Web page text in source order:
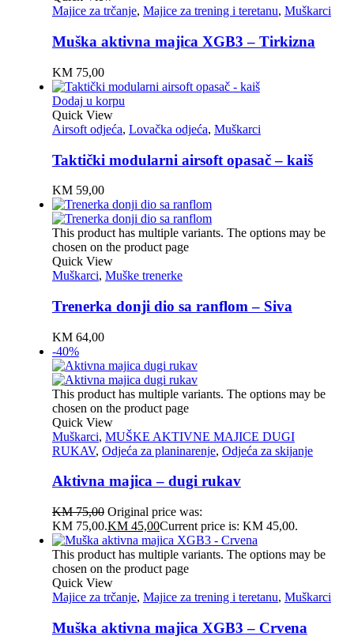
Majice za trčanje, Majice za trening i teretanu, Muškarci
Muška aktivna majica XGB3 – Tirkizna
KM75,00
Dodaj u korpu
Quick View
Airsoft odjeća, Lovačka odjeća, Muškarci
Taktički modularni airsoft opasač – kaiš
KM59,00
This product has multiple variants. The options may be
chosen on the product page
Quick View
Muškarci, Muške trenerke
Trenerka donji dio sa ranflom – Siva
KM64,00
-40%
This product has multiple variants. The options may be
chosen on the product page
Quick View
Muškarci, MUŠKE AKTIVNE MAJICE DUGI
RUKAV, Odjeća za planinarenje, Odjeća za skijanje
Aktivna majica – dugi rukav
KM75,00 Original price was:
KM 75,00.KM45,00Current price is: KM 45,00.
This product has multiple variants. The options may be
chosen on the product page
Quick View
Majice za trčanje, Majice za trening i teretanu, Muškarci
Muška aktivna majica XGB3 – Crvena